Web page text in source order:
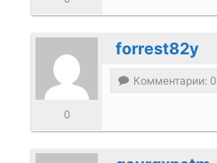
forrest82y
0
Комментарии: 0